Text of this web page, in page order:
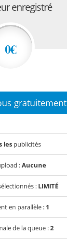
enregistré
0€
gratuitement
lespublicités
:Aucune
: LIMITÉ
en parallèle : 1
de la queue :2